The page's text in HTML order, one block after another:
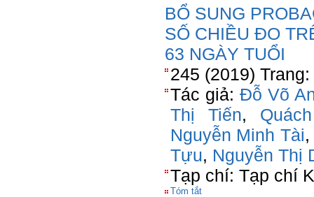
BỔ SUNG
SỐ CHIỀU ĐO
63 NGÀY TUỔI
245 (2019)
Tác giả: Đỗ Võ
Thị Tiến,
Nguyễn Minh Tài,
Tựu, Nguyễn Thị
Tạp chí: Tạp chí
Tóm tắt